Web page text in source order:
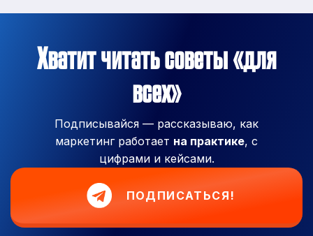
Хватит читать советы «для
всех»
Подписывайся — рассказываю, как
маркетинг работает на практике, с
цифрами и кейсами.
ПОДПИСАТЬСЯ!